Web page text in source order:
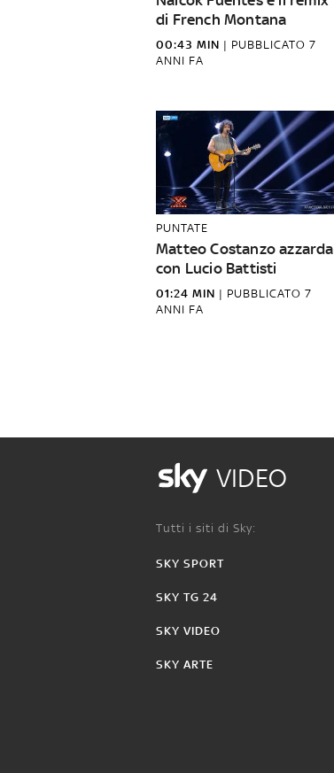
di French Montana
00:43 MIN | PUBBLICATO 7
ANNI FA
PUNTATE
Matteo Costanzo azzarda
con Lucio Battisti
01:24 MIN | PUBBLICATO 7
ANNI FA
VIDEO
Tutti i siti di Sky:
SKY SPORT
SKY TG 24
SKY VIDEO
SKY ARTE